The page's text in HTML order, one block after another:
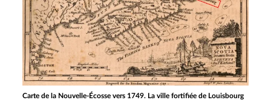
Carte de la Nouvelle-Écosse vers 1749. La ville fortifiée de Louisbourg